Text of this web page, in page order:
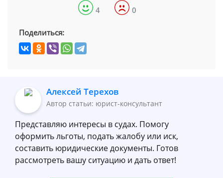
4 0
Поделиться:
Алексей Терехов
Автор статьи: юрист-консультант
Представляю интересы в судах. Помогу
оформить льготы, подать жалобу или иск,
составить юридические документы. Готов
рассмотреть вашу ситуацию и дать ответ!